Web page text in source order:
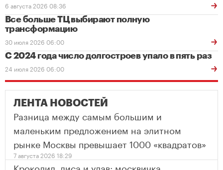
6 августа 2026 08:36
Все больше ТЦ выбирают полную
трансформацию
30 июля 2026 06:00
С 2024 года число долгостроев упало в пять раз
24 июля 2026 06:00
ЛЕНТА НОВОСТЕЙ
Разница между самым большим и
маленьким предложением на элитном
рынке Москвы превышает 1000 «квадратов»
7 августа 2026 18:29
Крокодил, лиса и удав: москвичка